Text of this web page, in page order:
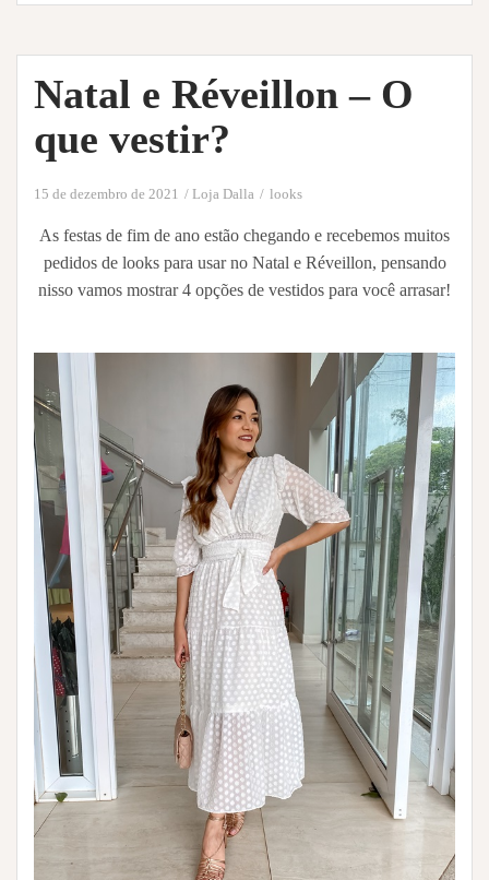
Natal e Réveillon – O
que vestir?
15 de dezembro de 2021 Loja Dalla looks
As festas de fim de ano estão chegando e recebemos muitos
pedidos de looks para usar no Natal e Réveillon, pensando
nisso vamos mostrar 4 opções de vestidos para você arrasar!